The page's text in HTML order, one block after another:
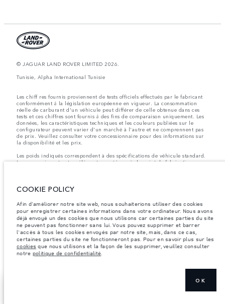
© JAGUAR LAND ROVER LIMITED 2026.
Tunisie, Alpha International Tunisie
Les chiff res fournis proviennent de tests officiels effectués par le fabricant
conformément å la législation européenne en vigueur. La consommation
réelle de carburant d'un véhicule peut différer de celle obtenue dans ces
tests et ces chiffres sont fournis å des fins de comparaison uniquement. Les
données, les caractéristiques techniques et les couleurs publiées sur le
configurateur peuvent varier d'un marché à l'autre et ne comprennent pas
de prix. Veuillez consulter votre concessionnaire pour des informations sur
la disponibilité et les prix.
Les poids indiqués correspondent à des spécifications de véhicule standard.
Les accessoires et autres éléments montés après le point de fabrication
et des carburants.
Remarque importante sur les images et les spécifications.
La pénurie
mondiale de semi-conducteurs affecte actuellement les spécifications de
construction des véhicules, la disponibilité des options et les délais de
construction. Cette situation s’avère très fluctuante, et par conséquent, les
images utilisées actuellement sur le site Web peuvent ne pas refléter
entièrement les spécifications actuelles en ce qui concerne les
caractéristiques, les options, les finitions et les combinaisons de couleurs.
Veuillez consulter votre concessionnaire pour avoir confirmation des
restrictions actuelles et faire un choix éclairé
COOKIE POLICY
Afin d'améliorer notre site web, nous souhaiterions utiliser des cookies
pour enregistrer certaines informations dans votre ordinateur. Nous avons
déjà envoyé un des cookies que nous utilisons car certaines parties du site
ne peuvent pas fonctionner sans lui. Vous pouvez supprimer et barrer
l'accès à tous les cookies envoyés par notre site, mais, dans ce cas,
certaines parties du site ne fonctionneront pas. Pour en savoir plus sur les
cookies que nous utilisons et la façon de les supprimer, veuillez consulter
notre politique de confidentialité.
OK
CONTACTEZ-NOUS